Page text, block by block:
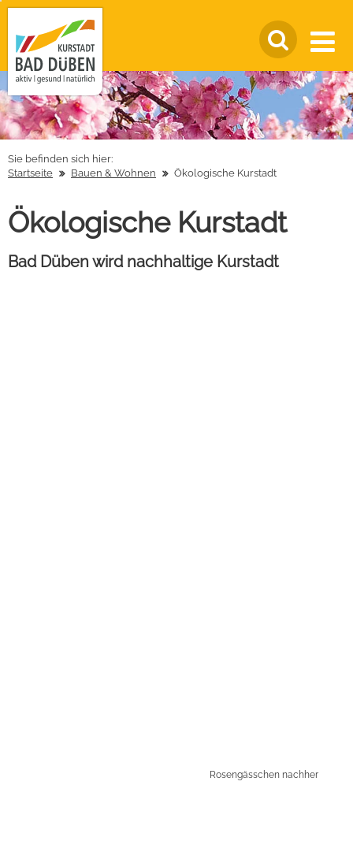
Sie befinden sich hier:
Startseite
Bauen & Wohnen Ökologische Kurstadt
Ökologische Kurstadt
Bad Düben wird nachhaltige Kurstadt
Rosengässchen nachher